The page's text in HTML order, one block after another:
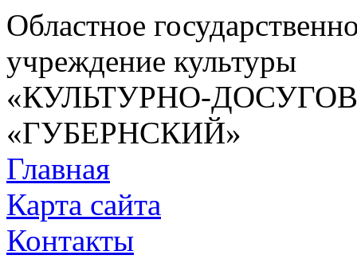
Областное
учреждение культуры
«КУЛЬТУРНО-
«ГУБЕРНСКИЙ»
Главная
Карта сайта
Контакты